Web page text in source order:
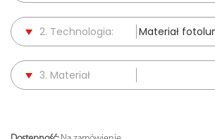
2. Technologia: Materiał
3. Materiał